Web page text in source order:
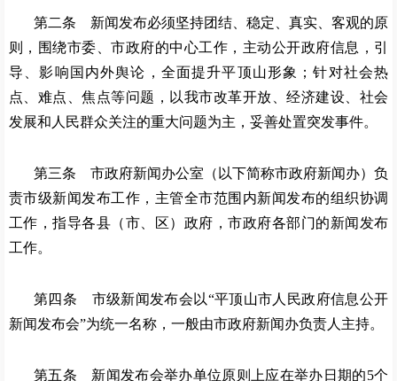
第二条 新闻发布必须坚持团结、稳定、真实、客观的原
则，围绕市委、市政府的中心工作，主动公开政府信息，引
导、影响国内外舆论，全面提升平顶山形象；针对社会热
点、难点、焦点等问题，以我市改革开放、经济建设、社会
发展和人民群众关注的重大问题为主，妥善处置突发事件。
第三条 市政府新闻办公室（以下简称市政府新闻办）负
责市级新闻发布工作，主管全市范围内新闻发布的组织协调
工作，指导各县（市、区）政府，市政府各部门的新闻发布
工作。
第四条 市级新闻发布会以“平顶山市人民政府信息公开
新闻发布会”为统一名称，一般由市政府新闻办负责人主持。
第五条 新闻发布会举办单位原则上应在举办日期的5个